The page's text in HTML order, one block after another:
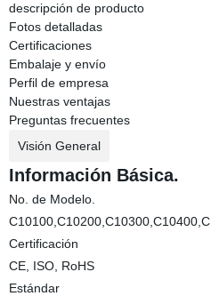
descripción de producto
Fotos detalladas
Certificaciones
Embalaje y envío
Perfil de empresa
Nuestras ventajas
Preguntas frecuentes
Visión General
Información Básica.
No. de Modelo.
Certificación
CE, ISO, RoHS
Estándar